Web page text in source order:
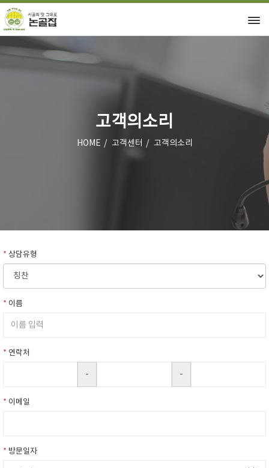
고객의소리
HOME 고객센터 고객의소리
* 상담유형
* 이름
* 연락처
- -
* 이메일
* 방문일자